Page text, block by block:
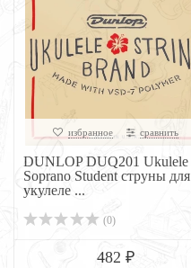
избранное сравнить
DUNLOP DUQ201 Ukulele
Soprano Student струны для
укулеле ...
(0)
482 ₽